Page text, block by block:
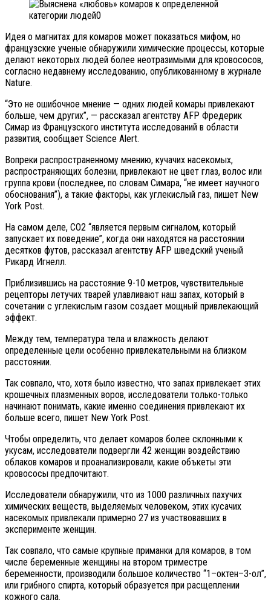
Идея о магнитах для комаров может показаться мифом, но
французские ученые обнаружили химические процессы, которые
делают некоторых людей более неотразимыми для кровососов,
согласно недавнему исследованию, опубликованному в журнале
Nature.
“Это не ошибочное мнение — одних людей комары привлекают
больше, чем других”, — рассказал агентству AFP Фредерик
Симар из Французского института исследований в области
развития, сообщает Science Alert.
Вопреки распространенному мнению, кучачих насекомых,
распространяющих болезни, привлекают не цвет глаз, волос или
группа крови (последнее, по словам Симара, “не имеет научного
обоснования”), а такие факторы, как углекислый газ, пишет New
York Post.
На самом деле, CO2 “является первым сигналом, который
запускает их поведение”, когда они находятся на расстоянии
десятков футов, рассказал агентству AFP шведский ученый
Рикард Игнелл.
Приблизившись на расстояние 9-10 метров, чувствительные
рецепторы летучих тварей улавливают наш запах, который в
сочетании с углекислым газом создает мощный привлекающий
эффект.
Между тем, температура тела и влажность делают
определенные цели особенно привлекательными на близком
расстоянии.
Так совпало, что, хотя было известно, что запах привлекает этих
крошечных плазменных воров, исследователи только-только
начинают понимать, какие именно соединения привлекают их
больше всего, пишет New York Post.
Чтобы определить, что делает комаров более склонными к
укусам, исследователи подвергли 42 женщин воздействию
облаков комаров и проанализировали, какие объкеты эти
кровососы предпочитают.
Исследователи обнаружили, что из 1000 различных пахучих
химических веществ, выделяемых человеком, этих кусачих
насекомых привлекали примерно 27 из участвовавших в
эксперименте женщин.
Так совпало, что самые крупные приманки для комаров, в том
числе беременные женщины на втором триместре
беременности, производили большое количество “1–октен–3-ол”,
или грибного спирта, который образуется при расщеплении
кожного сала.